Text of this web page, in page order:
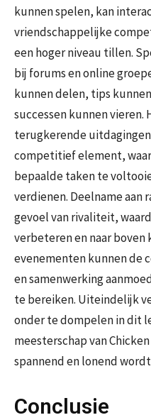
kunnen spelen, kan
vriendschappelijke
een hoger niveau tillen.
bij forums en online
kunnen delen, tips
successen kunnen vieren.
terugkerende
competitief element,
bepaalde taken te
verdienen. Deelname
gevoel van rivaliteit,
verbeteren en naar boven
evenementen kunnen de
en samenwerking
te bereiken. Uiteindelijk
onder te dompelen in dit
meesterschap van
spannend en lonend
Conclusie